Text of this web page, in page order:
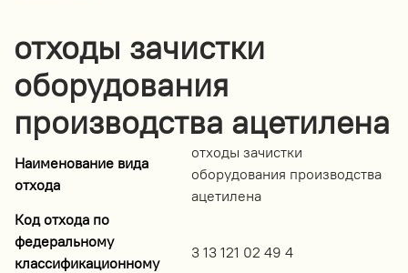
отходы зачистки
оборудования
производства ацетилена
Наименование вида
отхода
отходы зачистки
оборудования производства
ацетилена
Код отхода по
федеральному
классификационному
3 13 121 02 49 4